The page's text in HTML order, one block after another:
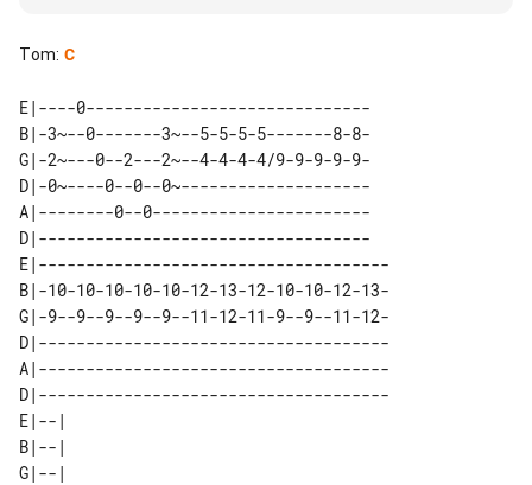
Tom: C
E|----0------------------------------
B|-3~--0-------3~--5-5-5-5-------8-8-
G|-2~---0--2---2~--4-4-4-4/9-9-9-9-9-
D|-0~----0--0--0~--------------------
A|--------0--0-----------------------
D|-----------------------------------
E|-------------------------------------
B|-10-10-10-10-10-12-13-12-10-10-12-13-
G|-9--9--9--9--9--11-12-11-9--9--11-12-
D|-------------------------------------
A|-------------------------------------
D|-------------------------------------
E|--|
B|--|
G|--|